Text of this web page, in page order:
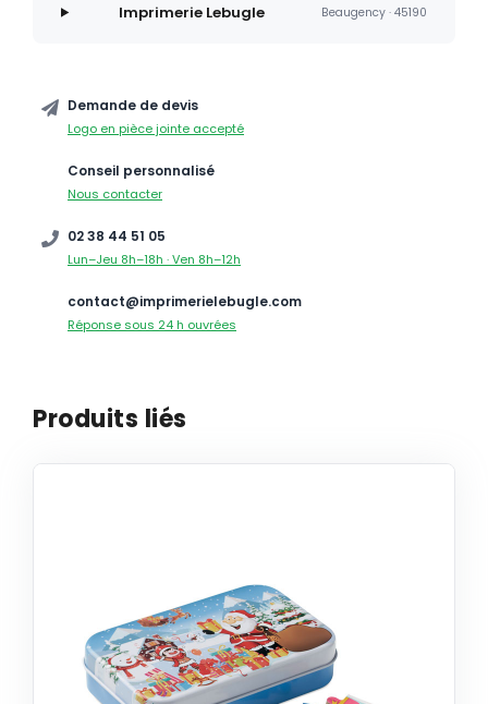
Imprimerie Lebugle Beaugency · 45190
Demande de devis
Logo en pièce jointe accepté
Conseil personnalisé
Nous contacter
02 38 44 51 05
Lun–Jeu 8h–18h · Ven 8h–12h
contact@imprimerielebugle.com
Réponse sous 24 h ouvrées
Produits liés